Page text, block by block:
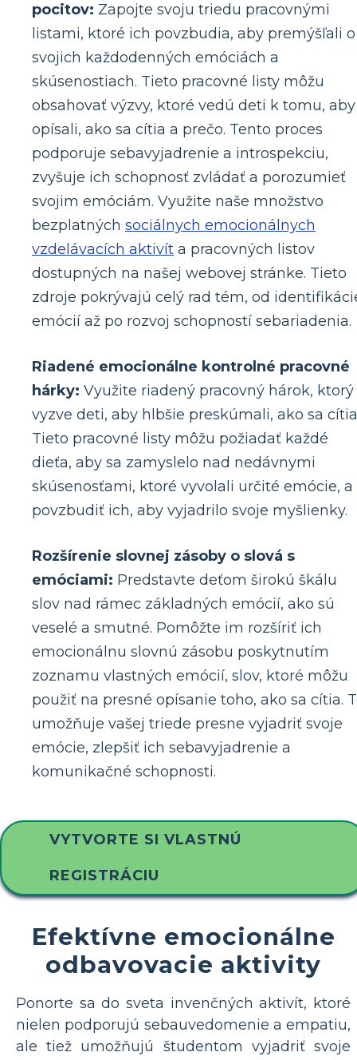
pocitov: Zapojte svoju triedu pracovnými
listami, ktoré ich povzbudia, aby premýšľali o
svojich každodenných emóciách a
skúsenostiach. Tieto pracovné listy môžu
obsahovať výzvy, ktoré vedú deti k tomu, aby
opísali, ako sa cítia a prečo. Tento proces
podporuje sebavyjadrenie a introspekciu,
zvyšuje ich schopnosť zvládať a porozumieť
svojim emóciám. Využite naše množstvo
bezplatných sociálnych emocionálnych
vzdelávacích aktivít a pracovných listov
dostupných na našej webovej stránke. Tieto
zdroje pokrývajú celý rad tém, od
emócií až po rozvoj schopností sebariadenia.
Riadené emocionálne kontrolné pracovné
hárky: Využite riadený pracovný hárok, ktorý
vyzve deti, aby hlbšie preskúmali, ako sa
Tieto pracovné listy môžu požiadať každé
dieťa, aby sa zamyslelo nad nedávnymi
skúsenosťami, ktoré vyvolali určité emócie, a
povzbudiť ich, aby vyjadrilo svoje myšlienky.
Rozšírenie slovnej zásoby o slová s
emóciami: Predstavte deťom širokú škálu
slov nad rámec základných emócií, ako sú
veselé a smutné. Pomôžte im rozšíriť ich
emocionálnu slovnú zásobu poskytnutím
zoznamu vlastných emócií, slov, ktoré môžu
použiť na presné opísanie toho, ako sa cítia.
umožňuje vašej triede presne vyjadriť svoje
emócie, zlepšiť ich sebavyjadrenie a
komunikačné schopnosti.
VYTVORTE SI VLASTNÚ
REGISTRÁCIU
Efektívne emocionálne
odbavovacie aktivity
Ponorte sa do sveta invenčných aktivít, ktoré
nielen podporujú sebauvedomenie a empatiu,
ale tiež umožňujú študentom vyjadriť svoje